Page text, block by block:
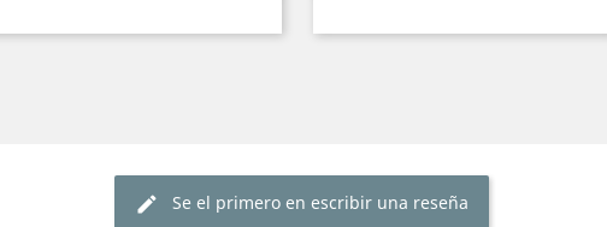
Se el primero en escribir una reseña